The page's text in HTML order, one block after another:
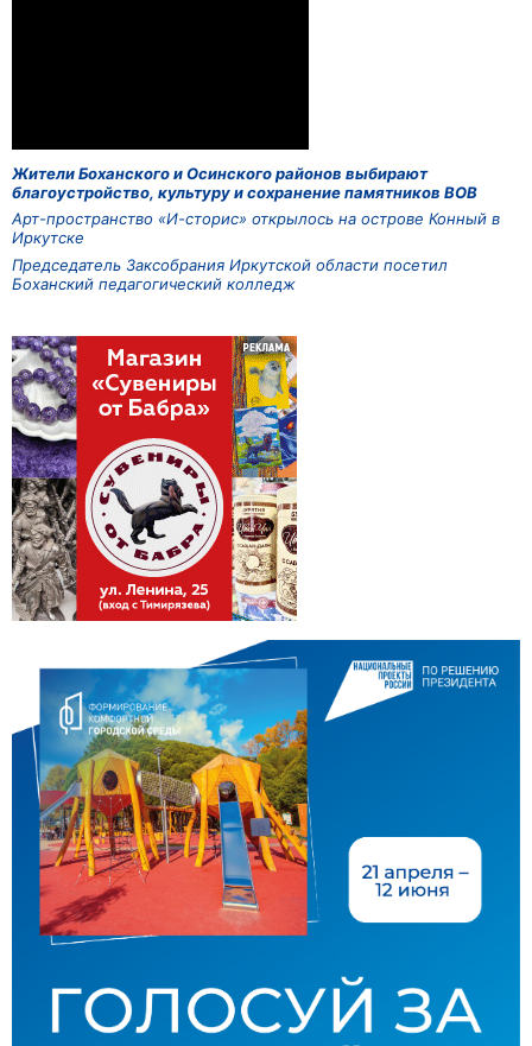
Жители Боханского и Осинского районов выбирают
благоустройство, культуру и сохранение памятников ВОВ
Арт-пространство «И-сторис» открылось на острове Конный в
Иркутске
Председатель Заксобрания Иркутской области посетил
Боханский педагогический колледж